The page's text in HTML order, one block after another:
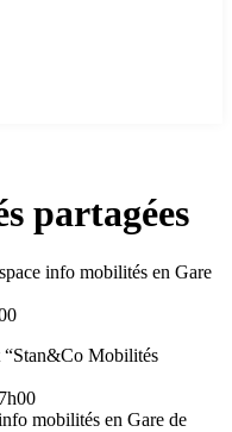
partagées
info mobilités en Gare
“Stan&Co Mobilités
mobilités en Gare de